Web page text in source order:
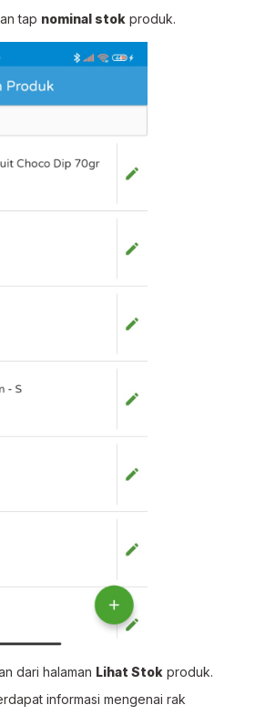
tap nominal stok produk.
dari halaman Lihat Stok produk.
informasi mengenai rak